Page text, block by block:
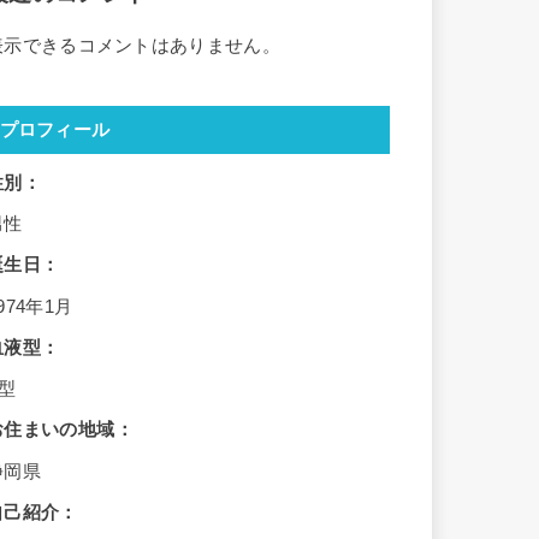
示できるコメントはありません。
プロフィール
：
日：
年1月
型：
住まいの地域：
岡県
紹介：